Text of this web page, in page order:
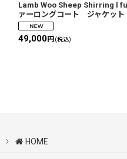
Lamb Woo Sheep Shirring l
ァーロングコート ジャケット
49,000円 (税込)
HOME